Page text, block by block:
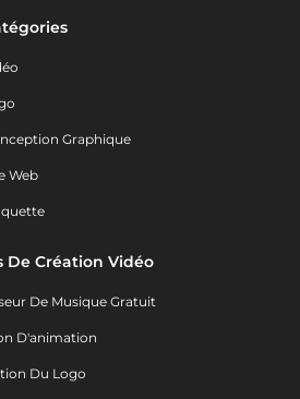
Graphique
Web
De Création Vidéo
De Musique Gratuit
D'animation
Du Logo